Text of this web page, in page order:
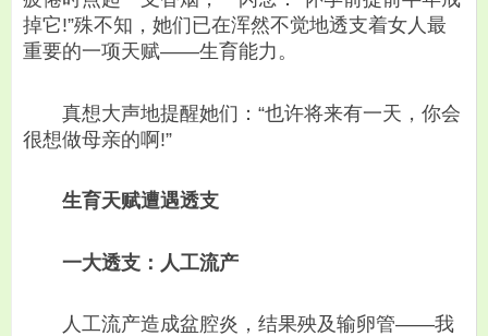
掉它!”殊不知，她们已在浑然不觉地透支着女人最
重要的一项天赋——生育能力。
真想大声地提醒她们：“也许将来有一天，你会
很想做母亲的啊!”
生育天赋遭遇透支
一大透支：人工流产
人工流产造成盆腔炎，结果殃及输卵管——我